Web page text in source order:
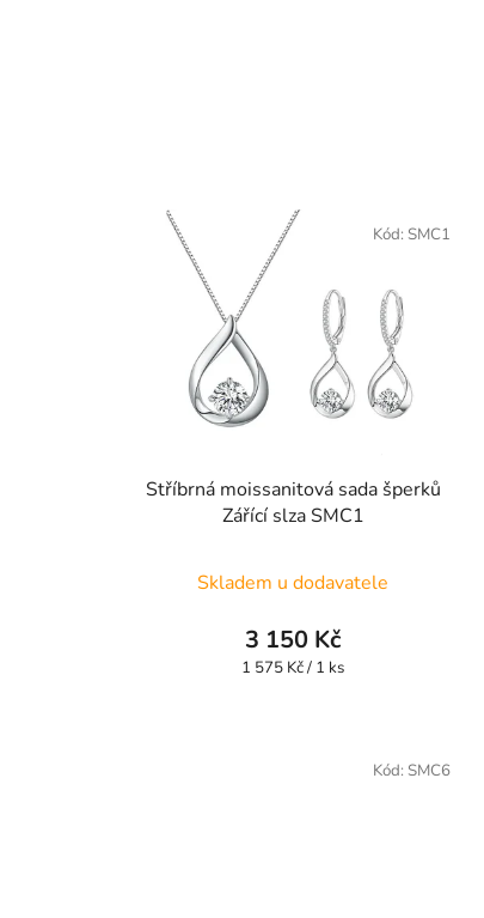
Stříbrná moissanitová sada šperků
Zářící slza SMC1
Skladem u dodavatele
3 150 Kč
Měrná
1 575 Kč / 1 ks
Kód: SMC1
Kód: SMC6